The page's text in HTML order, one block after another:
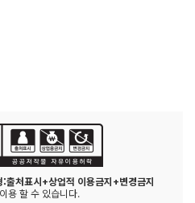
:출처표시+상업적 이용금지+변경금지
용 할 수 있습니다.